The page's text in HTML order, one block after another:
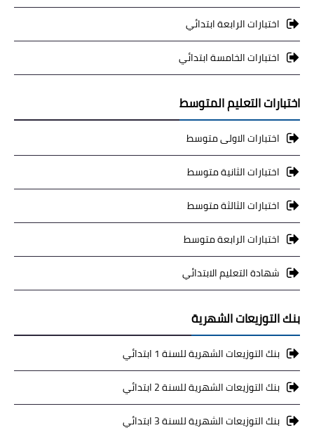
اختبارات الرابعة ابتدائي
اختبارات الخامسة ابتدائي
اختبارات التعليم المتوسط
اختبارات الاولى متوسط
اختبارات الثانية متوسط
اختبارات الثالثة متوسط
اختبارات الرابعة متوسط
شهادة التعليم الابتدائي
بنك التوزيعات الشهرية
بنك التوزيعات الشهرية للسنة 1 ابتدائي
بنك التوزيعات الشهرية للسنة 2 ابتدائي
بنك التوزيعات الشهرية للسنة 3 ابتدائي